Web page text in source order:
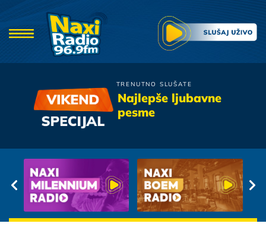
TRENUTNO SLUŠATE
Najlepše ljubavne
pesme
Knez
Mia Bella Signorina